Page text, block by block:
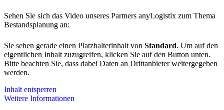
Sehen Sie sich das Video unseres Partners anyLogistix zum Thema
Bestandsplanung an:
Sie sehen gerade einen Platzhalterinhalt von Standard. Um auf den
eigentlichen Inhalt zuzugreifen, klicken Sie auf den Button unten.
Bitte beachten Sie, dass dabei Daten an Drittanbieter weitergegeben
werden.
Inhalt entsperren
Weitere Informationen